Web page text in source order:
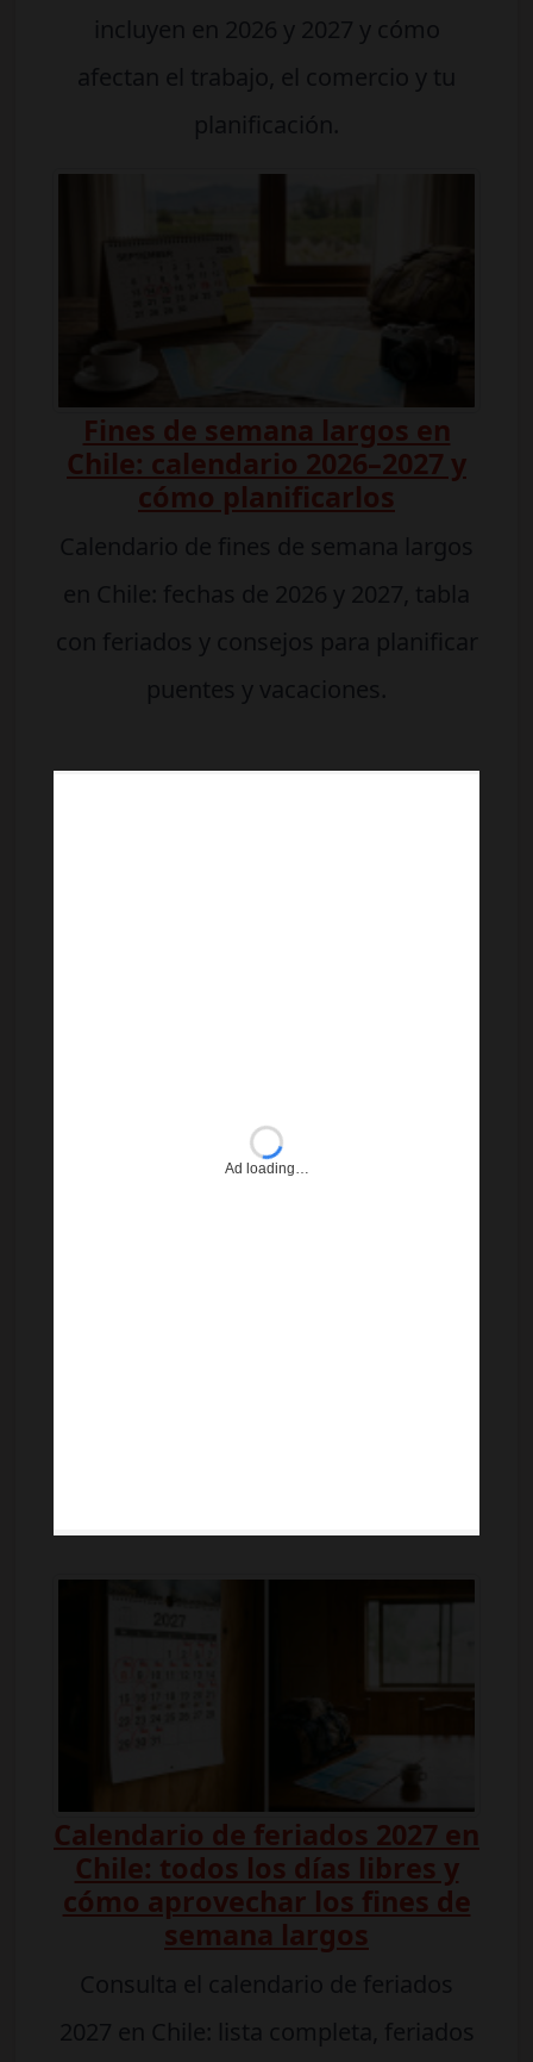
incluyen en 2026 y 2027 y cómo
afectan el trabajo, el comercio y tu
planificación.
Fines de semana largos en
Chile: calendario 2026–2027 y
cómo planificarlos
Calendario de fines de semana largos
en Chile: fechas de 2026 y 2027, tabla
con feriados y consejos para planificar
puentes y vacaciones.
Ad loading…
Calendario de feriados 2027 en
Chile: todos los días libres y
cómo aprovechar los fines de
semana largos
Consulta el calendario de feriados
2027 en Chile: lista completa, feriados